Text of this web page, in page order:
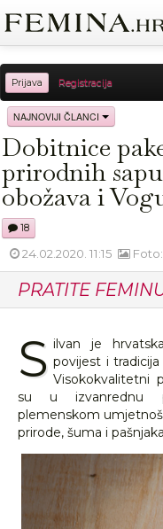
Prijava Registracija
Sreća
Moda Ljubav
Proizvodi
NAJNOVIJI ČLANCI
Dobitnice
prirodnih
obožava i
18
24.02.2020. 11:15
PRATITE
S ilvan je
povijest i
Visokokvalitetni
su u izvanrednu
plemenskom
prirode, šuma i